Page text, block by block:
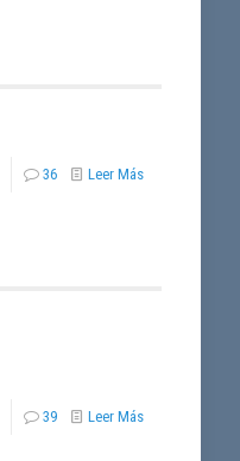
36 Leer Más
39 Leer Más